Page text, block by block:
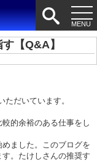
【Q&A】
だいています。
的余裕のある仕事をし
ました。このブログを
。たけしさんの推奨す